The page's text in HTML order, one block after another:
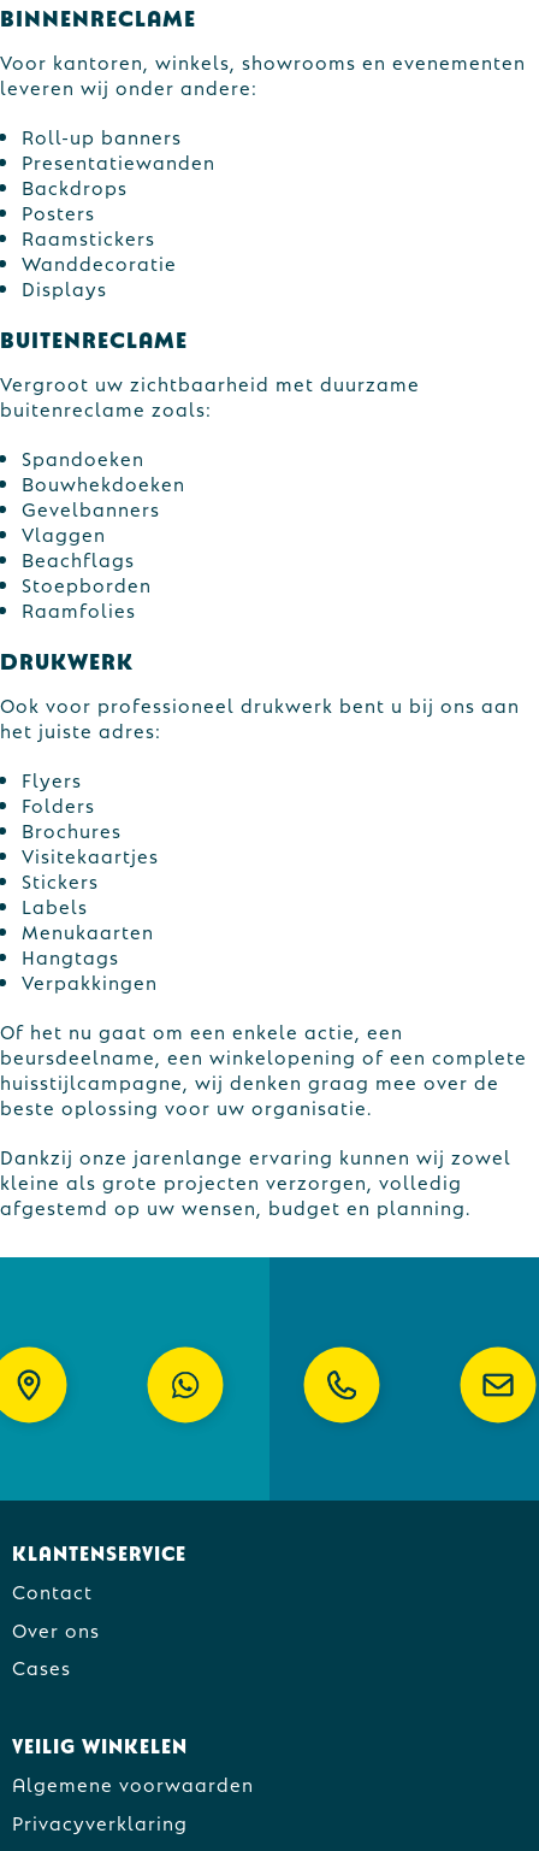
Binnenreclame
Voor kantoren, winkels, showrooms en evenementen
leveren wij onder andere:
Roll-up banners
Presentatiewanden
Backdrops
Posters
Raamstickers
Wanddecoratie
Displays
Buitenreclame
Vergroot uw zichtbaarheid met duurzame
buitenreclame zoals:
Spandoeken
Bouwhekdoeken
Gevelbanners
Vlaggen
Beachflags
Stoepborden
Raamfolies
Drukwerk
Ook voor professioneel drukwerk bent u bij ons aan
het juiste adres:
Flyers
Folders
Brochures
Visitekaartjes
Stickers
Labels
Menukaarten
Hangtags
Verpakkingen
Of het nu gaat om een enkele actie, een
beursdeelname, een winkelopening of een complete
huisstijlcampagne, wij denken graag mee over de
beste oplossing voor uw organisatie.
Dankzij onze jarenlange ervaring kunnen wij zowel
kleine als grote projecten verzorgen, volledig
afgestemd op uw wensen, budget en planning.
Klantenservice
Contact
Over ons
Cases
Veilig winkelen
Algemene voorwaarden
Privacyverklaring